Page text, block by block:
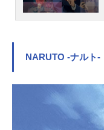
NARUTO -ナルト-